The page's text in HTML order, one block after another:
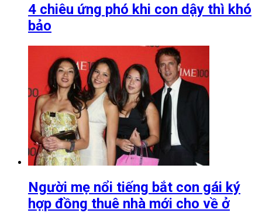
4 chiêu ứng phó khi con dậy thì khó
bảo
Người mẹ nổi tiếng bắt con gái ký
hợp đồng thuê nhà mới cho về ở